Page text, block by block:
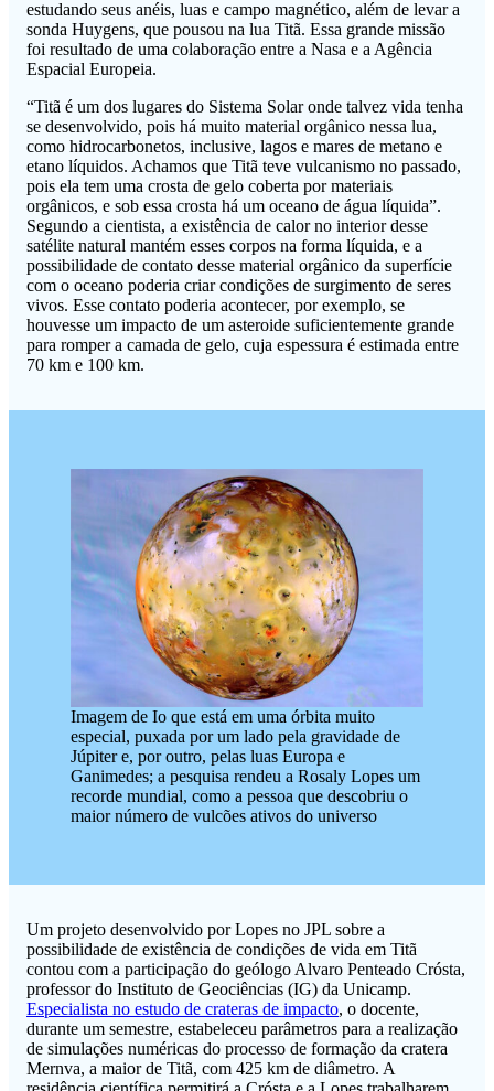
estudando seus anéis, luas e campo magnético, além de levar a
sonda Huygens, que pousou na lua Titã. Essa grande missão
foi resultado de uma colaboração entre a Nasa e a Agência
Espacial Europeia.
“Titã é um dos lugares do Sistema Solar onde talvez vida tenha
se desenvolvido, pois há muito material orgânico nessa lua,
como hidrocarbonetos, inclusive, lagos e mares de metano e
etano líquidos. Achamos que Titã teve vulcanismo no passado,
pois ela tem uma crosta de gelo coberta por materiais
orgânicos, e sob essa crosta há um oceano de água líquida”.
Segundo a cientista, a existência de calor no interior desse
satélite natural mantém esses corpos na forma líquida, e a
possibilidade de contato desse material orgânico da superfície
com o oceano poderia criar condições de surgimento de seres
vivos. Esse contato poderia acontecer, por exemplo, se
houvesse um impacto de um asteroide suficientemente grande
para romper a camada de gelo, cuja espessura é estimada entre
70 km e 100 km.
Imagem de Io que está em uma órbita muito
especial, puxada por um lado pela gravidade de
Júpiter e, por outro, pelas luas Europa e
Ganimedes; a pesquisa rendeu a Rosaly Lopes um
recorde mundial, como a pessoa que descobriu o
maior número de vulcões ativos do universo
Um projeto desenvolvido por Lopes no JPL sobre a
possibilidade de existência de condições de vida em Titã
contou com a participação do geólogo Alvaro Penteado Crósta,
professor do Instituto de Geociências (IG) da Unicamp.
Especialista no estudo de crateras de impacto, o docente,
durante um semestre, estabeleceu parâmetros para a realização
de simulações numéricas do processo de formação da cratera
Mernva, a maior de Titã, com 425 km de diâmetro. A